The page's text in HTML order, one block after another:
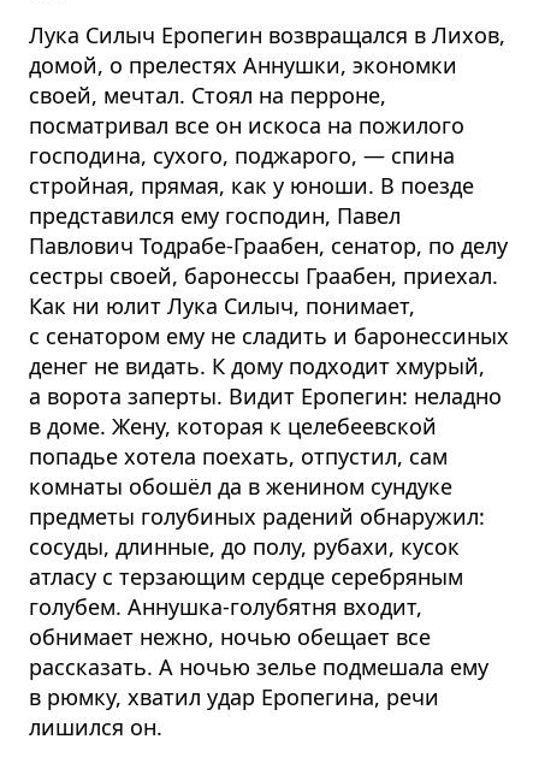
Лука Силыч Еропегин возвращался в Лихов,
домой, о прелестях Аннушки, экономки
своей, мечтал. Стоял на перроне,
посматривал все он искоса на пожилого
господина, сухого, поджарого, — спина
стройная, прямая, как у юноши. В поезде
представился ему господин, Павел
Павлович Тодрабе-Граабен, сенатор, по делу
сестры своей, баронессы Граабен, приехал.
Как ни юлит Лука Силыч, понимает,
с сенатором ему не сладить и баронессиных
денег не видать. К дому подходит хмурый,
а ворота заперты. Видит Еропегин: неладно
в доме. Жену, которая к целебеевской
попадье хотела поехать, отпустил, сам
комнаты обошёл да в женином сундуке
предметы голубиных радений обнаружил:
сосуды, длинные, до полу, рубахи, кусок
атласу с терзающим сердце серебряным
голубем. Аннушка-голубятня входит,
обнимает нежно, ночью обещает все
рассказать. А ночью зелье подмешала ему
в рюмку, хватил удар Еропегина, речи
лишился он.